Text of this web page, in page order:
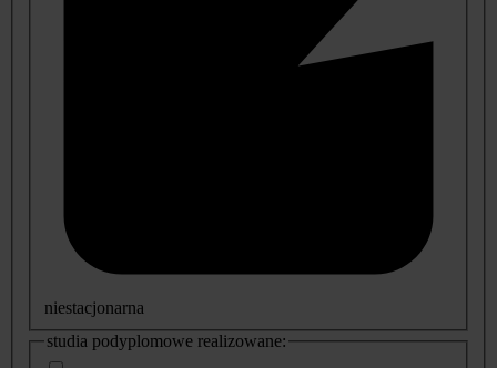
niestacjonarna
studia podyplomowe realizowane: